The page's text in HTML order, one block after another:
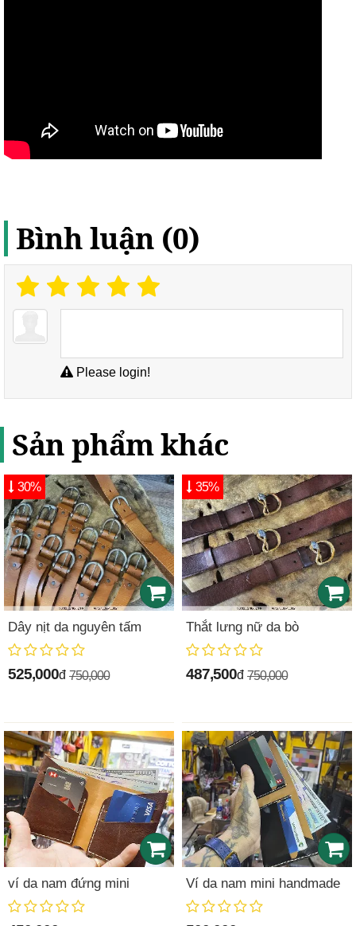
Bình luận (0)
Please login!
Sản phẩm khác
Dây nịt da nguyên tấm
525,000đ 750,000
30%
Thắt lưng nữ da bò
487,500đ 750,000
35%
ví da nam đứng mini Ví da nam mini handmade